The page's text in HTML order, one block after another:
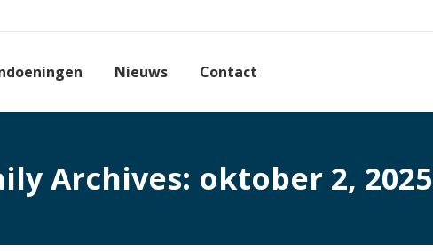
Nieuws Contact
Archives: oktober 2, 2025